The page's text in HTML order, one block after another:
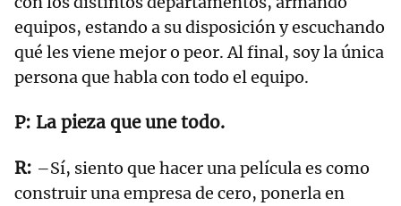
equipos, estando a su disposición y escuchando
qué les viene mejor o peor. Al final, soy la única
persona que habla con todo el equipo.
La pieza que une todo.
–Sí, siento que hacer una película es como
construir una empresa de cero, ponerla en